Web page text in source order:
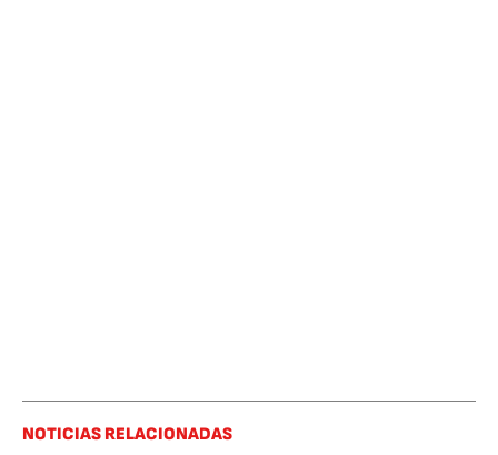
NOTICIAS RELACIONADAS